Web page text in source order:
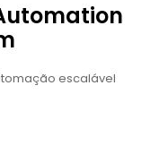
escalável